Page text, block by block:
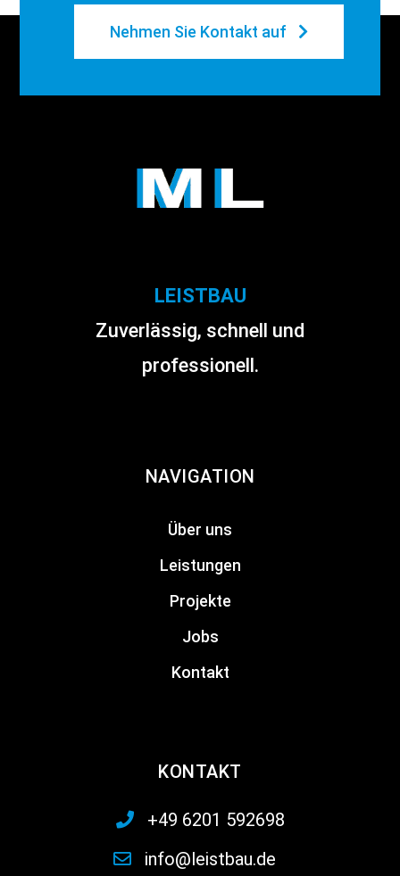
Nehmen Sie Kontakt auf
LEISTBAU
Zuverlässig, schnell und
professionell.
NAVIGATION
Über uns
Leistungen
Projekte
Jobs
Kontakt
KONTAKT
+49 6201 592698
info@leistbau.de